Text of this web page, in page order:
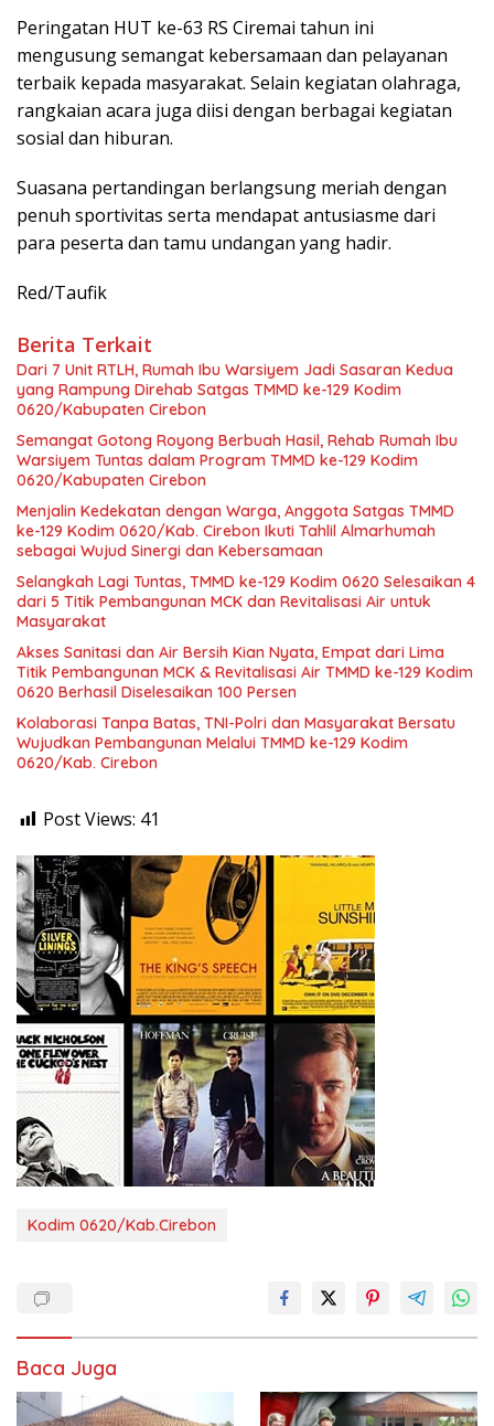
Peringatan HUT ke-63 RS Ciremai tahun ini
mengusung semangat kebersamaan dan pelayanan
terbaik kepada masyarakat. Selain kegiatan olahraga,
rangkaian acara juga diisi dengan berbagai kegiatan
sosial dan hiburan.
Suasana pertandingan berlangsung meriah dengan
penuh sportivitas serta mendapat antusiasme dari
para peserta dan tamu undangan yang hadir.
Red/Taufik
Berita Terkait
Dari 7 Unit RTLH, Rumah Ibu Warsiyem Jadi Sasaran Kedua
yang Rampung Direhab Satgas TMMD ke-129 Kodim
0620/Kabupaten Cirebon
Semangat Gotong Royong Berbuah Hasil, Rehab Rumah Ibu
Warsiyem Tuntas dalam Program TMMD ke-129 Kodim
0620/Kabupaten Cirebon
Menjalin Kedekatan dengan Warga, Anggota Satgas TMMD
ke-129 Kodim 0620/Kab. Cirebon Ikuti Tahlil Almarhumah
sebagai Wujud Sinergi dan Kebersamaan
Selangkah Lagi Tuntas, TMMD ke-129 Kodim 0620 Selesaikan 4
dari 5 Titik Pembangunan MCK dan Revitalisasi Air untuk
Masyarakat
Akses Sanitasi dan Air Bersih Kian Nyata, Empat dari Lima
Titik Pembangunan MCK & Revitalisasi Air TMMD ke-129 Kodim
0620 Berhasil Diselesaikan 100 Persen
Kolaborasi Tanpa Batas, TNI-Polri dan Masyarakat Bersatu
Wujudkan Pembangunan Melalui TMMD ke-129 Kodim
0620/Kab. Cirebon
Post Views: 41
Kodim 0620/Kab.Cirebon
Baca Juga